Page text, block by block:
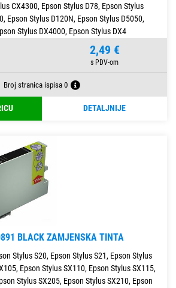
CX4300, Epson Stylus D78, Epson Stylus
Epson Stylus D120N, Epson Stylus D5050,
Stylus DX4000, Epson Stylus DX4
2,49 €
Broj stranica ispisa 0
DETALJNIJE
BLACK ZAMJENSKA TINTA
Stylus S20, Epson Stylus S21, Epson Stylus
Epson Stylus SX110, Epson Stylus SX115,
Stylus SX205, Epson Stylus SX210, Epson